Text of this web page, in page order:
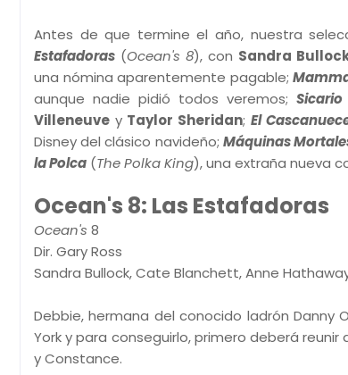
Antes de que termine el año, nuestra
Estafadoras (Ocean's 8), con Sandra
una nómina aparentemente pagable;
aunque nadie pidió todos veremos;
Villeneuve y Taylor Sheridan; El
Disney del clásico navideño; Máquinas
la Polca (The Polka King), una extraña nueva
Ocean's 8: Las Estafadoras
Ocean's 8
Dir. Gary Ross
Sandra Bullock, Cate Blanchett, Anne
Debbie, hermana del conocido ladrón Danny
York y para conseguirlo, primero deberá reunir
y Constance.